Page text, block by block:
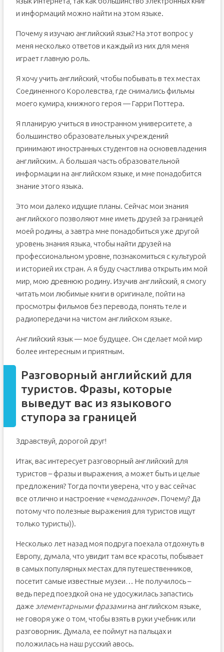
и информаций можно найти на этом языке.
Почему я изучаю английский язык? На этот вопрос у
меня несколько ответов и каждый из них для меня
играет главную роль.
Я хочу учить английский, чтобы побывать в тех местах
Соединенного Королевства, где снимались фильмы
моего кумира, книжного героя — Гарри Поттера.
Я планирую учиться в иностранном университете, а
большинство образовательных учреждений
принимают иностранных студентов на основевладения
английским. А большая часть образовательной
информации на английском языке, и мне понадобится
знание этого языка.
Это мои далеко идущие планы. Сейчас мои знания
английского позволяют мне иметь друзей за границей
моей родины, а завтра мне понадобиться уже другой
уровень знания языка, чтобы найти друзей на
профессиональном уровне, познакомиться с культурой
и историей их стран. А я буду счастлива открыть им мой
мир, мою древнюю родину. Изучив английский, я смогу
читать мои любимые книги в оригинале, пойти на
просмотры фильмов без перевода, понять теле и
радиопередачи на чистом английском языке.
Английский язык — мое будущее. Он сделает мой мир
более интересным и приятным.
Разговорный английский для
туристов. Фразы, которые
выведут вас из языкового
ступора за границей
Здравствуй, дорогой друг!
Итак, вас интересует разговорный английский для
туристов – фразы и выражения, а может быть и целые
предложения? Тогда почти уверена, что у вас сейчас
все отлично и настроение «чемоданное». Почему? Да
потому что полезные выражения для туристов ищут
только туристы)).
Несколько лет назад моя подруга поехала отдохнуть в
Европу, думала, что увидит там все красоты, побывает
в самых популярных местах для путешественников,
посетит самые известные музеи… Не получилось –
ведь перед поездкой она не удосужилась запастись
даже элементарными фразамина английском языке,
не говоря уже о том, чтобы взять в руки учебник или
разговорник. Думала, ее поймут на пальцах и
положилась на наш русский авось.